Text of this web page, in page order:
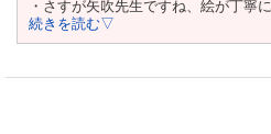
・さすが矢吹先生ですね、絵が丁寧
続きを読む▽